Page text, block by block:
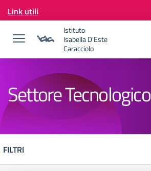
Vai ai contenuti
Vai al menu di navigazione
Link utili
Istituto
Isabella D'Este
Caracciolo
Settore Tecnologico
FILTRI